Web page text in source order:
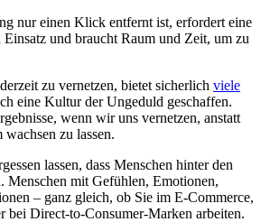
nur einen Klick entfernt ist, erfordert eine
und braucht Raum und Zeit, um zu
zu vernetzen, bietet sicherlich viele
eine Kultur der Ungeduld geschaffen.
wenn wir uns vernetzen, anstatt
zu lassen.
lassen, dass Menschen hinter den
Menschen mit Gefühlen, Emotionen,
– ganz gleich, ob Sie im E-Commerce,
bei Direct-to-Consumer-Marken arbeiten.